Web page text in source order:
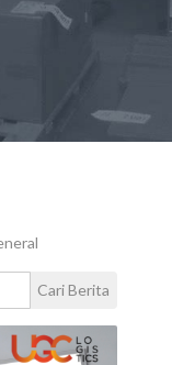
Cari Berita